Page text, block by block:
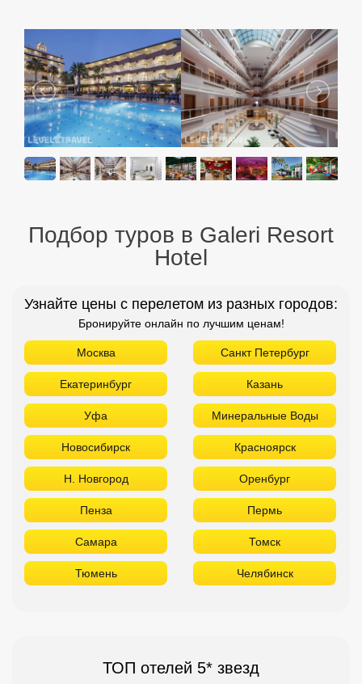
Подбор туров в Galeri Resort
Hotel
Узнайте цены с перелетом из разных городов:
Бронируйте онлайн по лучшим ценам!
Москва Санкт Петербург
Екатеринбург Казань
Уфа Минеральные Воды
Новосибирск Красноярск
Н. Новгород Оренбург
Пенза Пермь
Самара Томск
Тюмень Челябинск
ТОП отелей 5* звезд